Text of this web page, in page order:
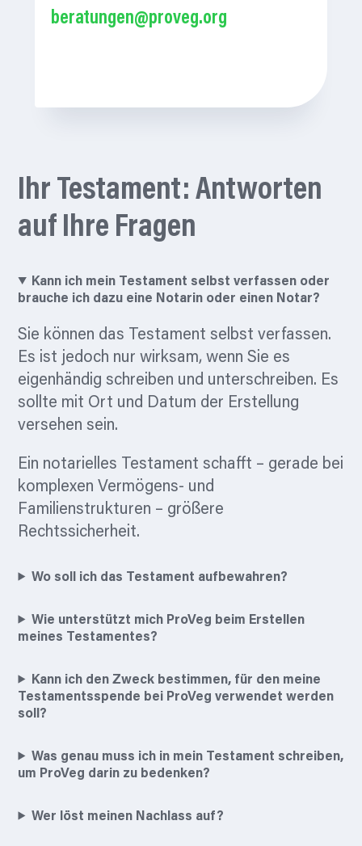
beratungen@proveg.org
Ihr Testament: Antworten
auf Ihre Fragen
Kann ich mein Testament selbst verfassen oder
brauche ich dazu eine Notarin oder einen Notar?
Sie können das Testament selbst verfassen.
Es ist jedoch nur wirksam, wenn Sie es
eigenhändig schreiben und unterschreiben. Es
sollte mit Ort und Datum der Erstellung
versehen sein.
Ein notarielles Testament schafft – gerade bei
komplexen Vermögens- und
Familienstrukturen – größere
Rechtssicherheit.
Wo soll ich das Testament aufbewahren?
Wie unterstützt mich ProVeg beim Erstellen
meines Testamentes?
Kann ich den Zweck bestimmen, für den meine
Testamentsspende bei ProVeg verwendet werden
soll?
Was genau muss ich in mein Testament schreiben,
um ProVeg darin zu bedenken?
Wer löst meinen Nachlass auf?